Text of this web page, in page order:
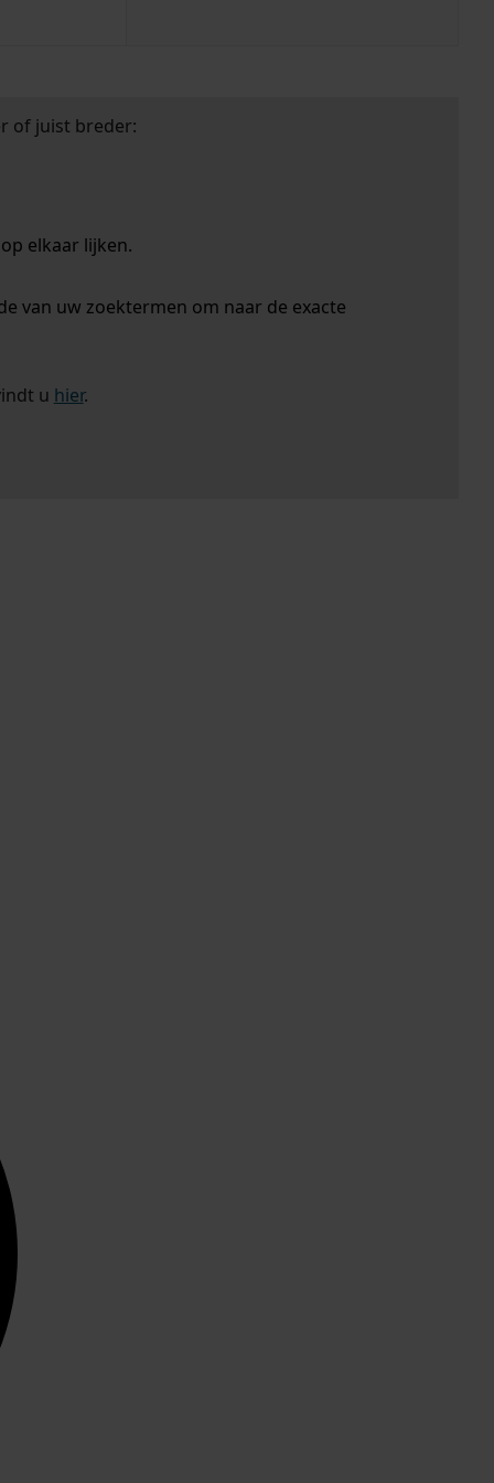
of juist breder:
elkaar lijken.
van uw zoektermen om naar de exacte
u hier.